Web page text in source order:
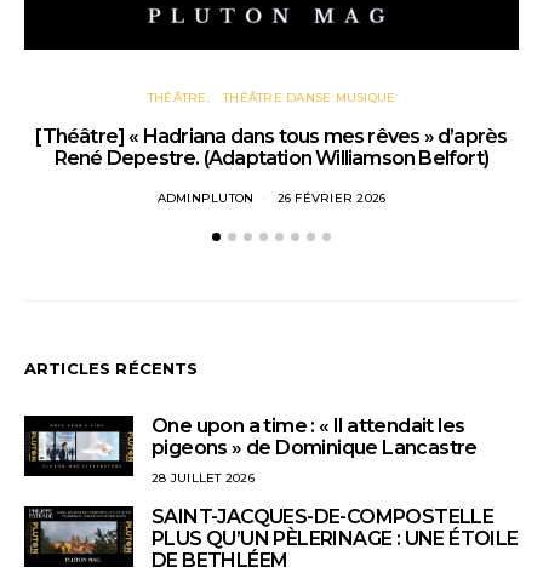
THÉÂTRE THÉÂTRE DANSE MUSIQUE
[Théâtre] « Hadriana dans tous mes rêves » d’après
René Depestre. (Adaptation Williamson Belfort)
ADMINPLUTON 26 FÉVRIER 2026
ARTICLES RÉCENTS
One upon a time : « Il attendait les
pigeons » de Dominique Lancastre
28 JUILLET 2026
SAINT-JACQUES-DE-COMPOSTELLE
PLUS QU’UN PÈLERINAGE : UNE ÉTOILE
DE BETHLÉEM